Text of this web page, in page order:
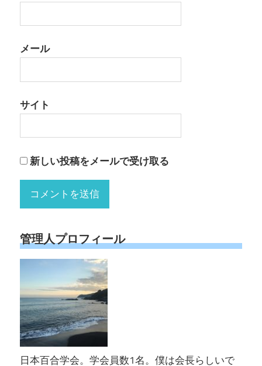
メール
サイト
新しい投稿をメールで受け取る
管理人プロフィール
日本百合学会。学会員数1名。僕は会長らしいで